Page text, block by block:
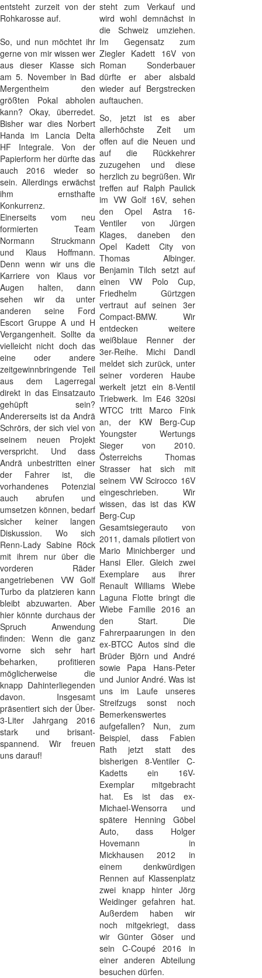
entsteht zurzeit von der
Rohkarosse auf.
So, und nun möchtet ihr
gerne von mir wissen wer
aus dieser Klasse sich
am 5. November in Bad
Mergentheim den
größten Pokal abholen
kann? Okay, überredet.
Bisher war dies Norbert
Handa im Lancia Delta
HF Integrale. Von der
Papierform her dürfte das
auch 2016 wieder so
sein. Allerdings erwächst
ihm ernsthafte
Konkurrenz.
Einerseits vom neu
formierten Team
Normann Struckmann
und Klaus Hoffmann.
Denn wenn wir uns die
Karriere von Klaus vor
Augen halten, dann
sehen wir da unter
anderen seine Ford
Escort Gruppe A und H
Vergangenheit. Sollte da
vielleicht nicht doch das
eine oder andere
zeitgewinnbringende Teil
aus dem Lagerregal
direkt in das Einsatzauto
gehüpft sein?
Andererseits ist da Andrä
Schrörs, der sich viel von
seinem neuen Projekt
verspricht. Und dass
Andrä unbestritten einer
der Fahrer ist, die
vorhandenes Potenzial
auch abrufen und
umsetzen können, bedarf
sicher keiner langen
Diskussion. Wo sich
Renn-Lady Sabine Röck
mit ihrem nur über die
vorderen Räder
angetriebenen VW Golf
Turbo da platzieren kann
bleibt abzuwarten. Aber
hier könnte durchaus der
Spruch Anwendung
finden: Wenn die ganz
vorne sich sehr hart
beharken, profitieren
möglicherweise die
knapp Dahinterliegenden
davon. Insgesamt
präsentiert sich der Über-
3-Liter Jahrgang 2016
stark und brisant-
spannend. Wir freuen
uns darauf!
steht zum Verkauf und
wird wohl demnächst in
die Schweiz umziehen.
Im Gegensatz zum
Ziegler Kadett 16V von
Roman Sonderbauer
dürfte er aber alsbald
wieder auf Bergstrecken
auftauchen.
So, jetzt ist es aber
allerhöchste Zeit um
offen auf die Neuen und
auf die Rückkehrer
zuzugehen und diese
herzlich zu begrüßen. Wir
treffen auf Ralph Paulick
im VW Golf 16V, sehen
den Opel Astra 16-
Ventiler von Jürgen
Klages, daneben den
Opel Kadett City von
Thomas Albinger.
Benjamin Tilch setzt auf
einen VW Polo Cup,
Friedhelm Gürtzgen
vertraut auf seinen 3er
Compact-BMW. Wir
entdecken weitere
weißblaue Renner der
3er-Reihe. Michi Dandl
meldet sich zurück, unter
seiner vorderen Haube
werkelt jetzt ein 8-Ventil
Triebwerk. Im E46 320si
WTCC tritt Marco Fink
an, der KW Berg-Cup
Youngster Wertungs
Sieger von 2010.
Österreichs Thomas
Strasser hat sich mit
seinem VW Scirocco 16V
eingeschrieben. Wir
wissen, das ist das KW
Berg-Cup
Gesamtsiegerauto von
2011, damals pilotiert von
Mario Minichberger und
Hansi Eller. Gleich zwei
Exemplare aus ihrer
Renault Williams Wiebe
Laguna Flotte bringt die
Wiebe Familie 2016 an
den Start. Die
Fahrerpaarungen in den
ex-BTCC Autos sind die
Brüder Björn und André
sowie Papa Hans-Peter
und Junior André. Was ist
uns im Laufe unseres
Streifzugs sonst noch
Bemerkenswertes
aufgefallen? Nun, zum
Beispiel, dass Fabien
Rath jetzt statt des
bisherigen 8-Ventiler C-
Kadetts ein 16V-
Exemplar mitgebracht
hat. Es ist das ex-
Michael-Wensorra und
spätere Henning Göbel
Auto, dass Holger
Hovemann in
Mickhausen 2012 in
einem denkwürdigen
Rennen auf Klassenplatz
zwei knapp hinter Jörg
Weidinger gefahren hat.
Außerdem haben wir
noch mitgekriegt, dass
wir Günter Göser und
sein C-Coupé 2016 in
einer anderen Abteilung
besuchen dürfen.